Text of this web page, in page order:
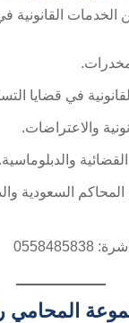
القانونية
في قضايا
والاعتراضات.
والدبلوماسية.
السعودية
المحامي